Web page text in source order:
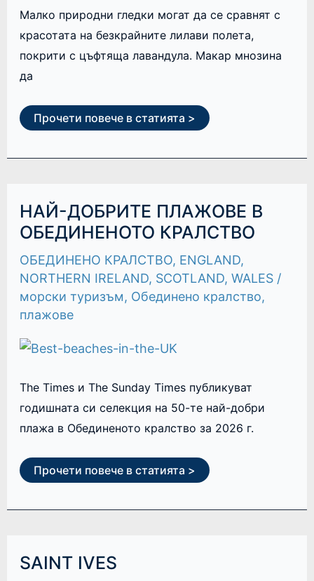
Малко природни гледки могат да се сравнят с
красотата на безкрайните лилави полета,
покрити с цъфтяща лавандула. Макар мнозина
да
Прочети повече в статията >
НАЙ-ДОБРИТЕ ПЛАЖОВЕ В
ОБЕДИНЕНОТО КРАЛСТВО
ОБЕДИНЕНО КРАЛСТВО, ENGLAND,
NORTHERN IRELAND, SCOTLAND, WALES/
морски туризъм, Обединено кралство,
плажове
The Times и The Sunday Times публикуват
годишната си селекция на 50-те най-добри
плажа в Обединеното кралство за 2026 г.
НАЙ-
ДОБРИТЕ
ПЛАЖОВЕ
В
КРАЛСТВО
Прочети повече в статията >
SAINT IVES
SAINT
IVES